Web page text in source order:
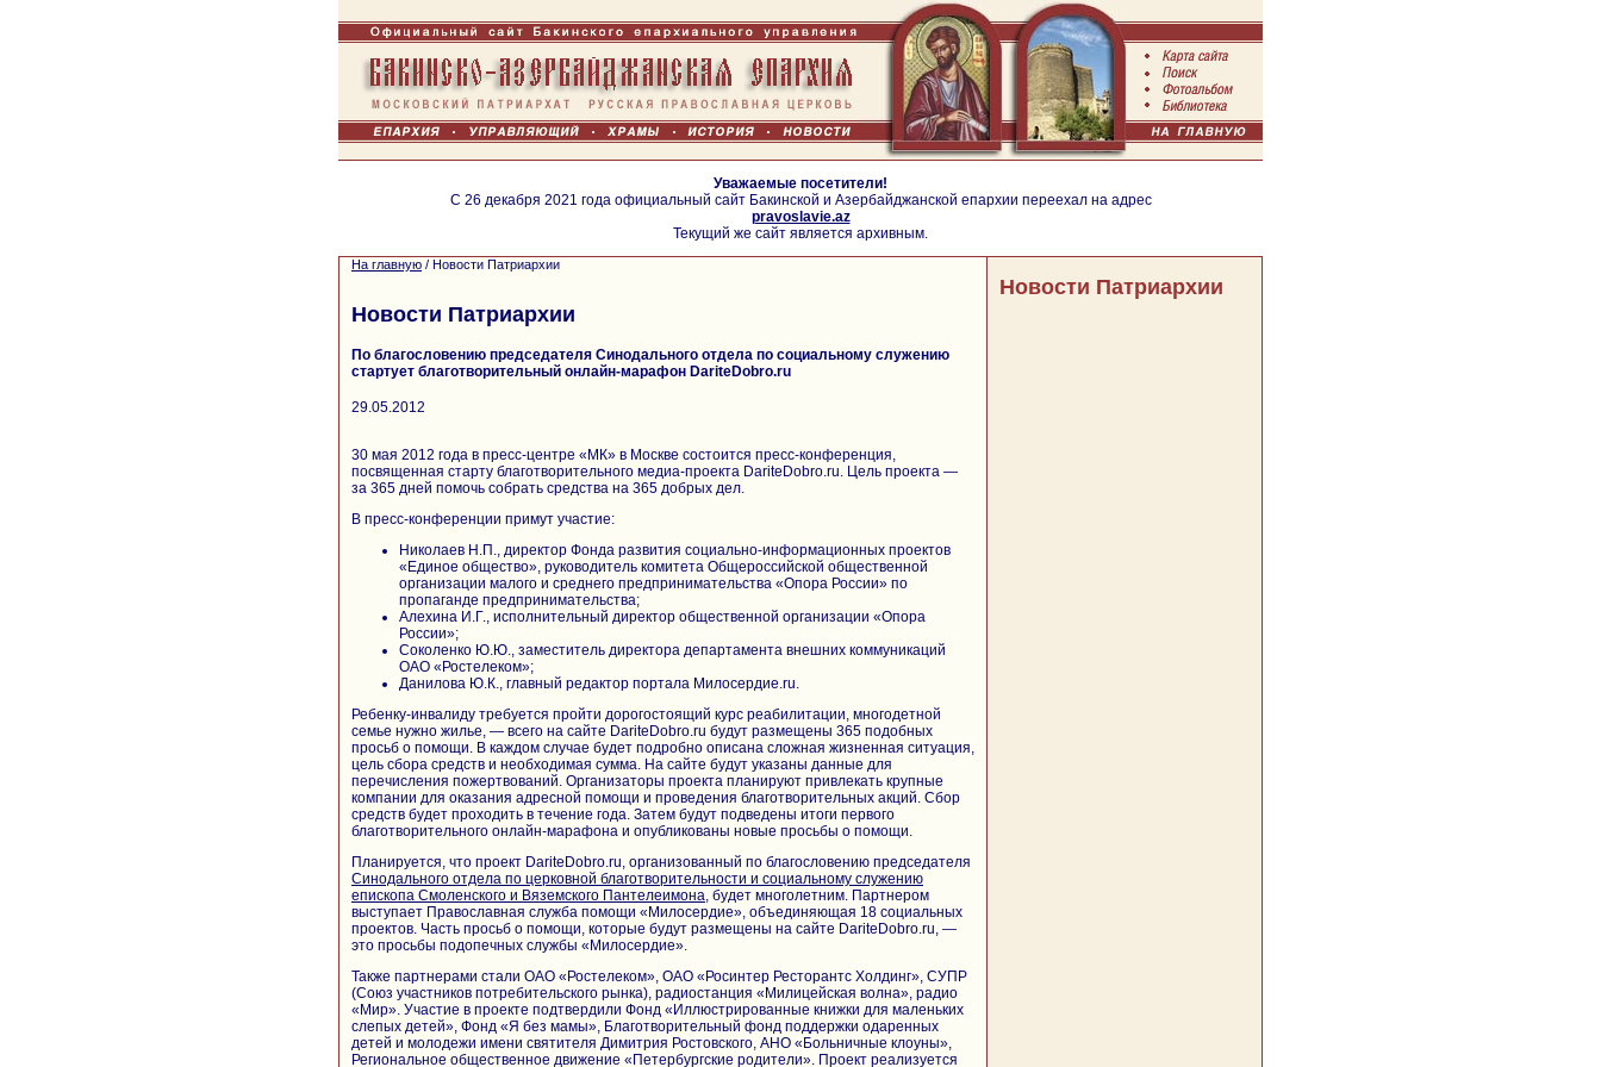
Уважаемые посетители!
С 26 декабря 2021 года официальный сайт Бакинской и Азербайджанской епархии переехал на адрес
pravoslavie.az
Текущий же сайт является архивным.
На главную / Новости Патриархии
Новости Патриархии
По благословению председателя Синодального отдела по социальному служению
стартует благотворительный онлайн-марафон DariteDobro.ru
29.05.2012
30 мая 2012 года в пресс-центре «МК» в Москве состоится пресс-конференция,
посвященная старту благотворительного медиа-проекта DariteDobro.ru. Цель проекта —
за 365 дней помочь собрать средства на 365 добрых дел.
В пресс-конференции примут участие:
Николаев Н.П., директор Фонда развития социально-информационных проектов
«Единое общество», руководитель комитета Общероссийской общественной
организации малого и среднего предпринимательства «Опора России» по
пропаганде предпринимательства;
Алехина И.Г., исполнительный директор общественной организации «Опора
России»;
Соколенко Ю.Ю., заместитель директора департамента внешних коммуникаций
ОАО «Ростелеком»;
Данилова Ю.К., главный редактор портала Милосердие.ru.
Ребенку-инвалиду требуется пройти дорогостоящий курс реабилитации, многодетной
семье нужно жилье, — всего на сайте DariteDobro.ru будут размещены 365 подобных
просьб о помощи. В каждом случае будет подробно описана сложная жизненная ситуация,
цель сбора средств и необходимая сумма. На сайте будут указаны данные для
перечисления пожертвований. Организаторы проекта планируют привлекать крупные
компании для оказания адресной помощи и проведения благотворительных акций. Сбор
средств будет проходить в течение года. Затем будут подведены итоги первого
благотворительного онлайн-марафона и опубликованы новые просьбы о помощи.
Планируется, что проект DariteDobro.ru, организованный по благословению председателя
Синодального отдела по церковной благотворительности и социальному служению
епископа Смоленского и Вяземского Пантелеимона, будет многолетним. Партнером
выступает Православная служба помощи «Милосердие», объединяющая 18 социальных
проектов. Часть просьб о помощи, которые будут размещены на сайте DariteDobro.ru, —
это просьбы подопечных службы «Милосердие».
Также партнерами стали ОАО «Ростелеком», ОАО «Росинтер Ресторантс Холдинг», СУПР
(Союз участников потребительского рынка), радиостанция «Милицейская волна», радио
«Мир». Участие в проекте подтвердили Фонд «Иллюстрированные книжки для маленьких
слепых детей», Фонд «Я без мамы», Благотворительный фонд поддержки одаренных
детей и молодежи имени святителя Димитрия Ростовского, АНО «Больничные клоуны»,
Региональное общественное движение «Петербургские родители». Проект реализуется
Новости Патриархии